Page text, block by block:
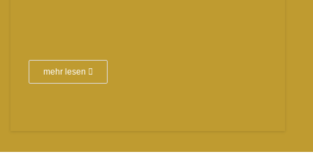
mehr lesen